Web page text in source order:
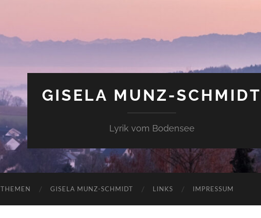
GISELA MUNZ-SCHMIDT
Lyrik vom Bodensee
THEMEN GISELA MUNZ-SCHMIDT LINKS IMPRESSUM